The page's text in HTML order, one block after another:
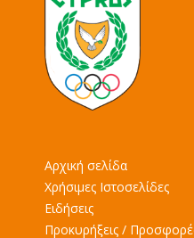
Αρχική σελίδα
Χρήσιμες Ιστοσελίδες
Ειδήσεις
Προκυρήξεις /